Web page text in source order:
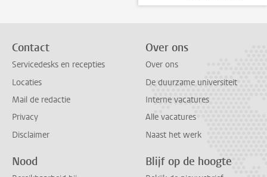
Contact
Servicedesks en recepties
Locaties
Mail de redactie
Privacy
Disclaimer
Over ons
Over ons
De duurzame universiteit
Interne vacatures
Alle vacatures
Naast het werk
Nood Blijf op de hoogte